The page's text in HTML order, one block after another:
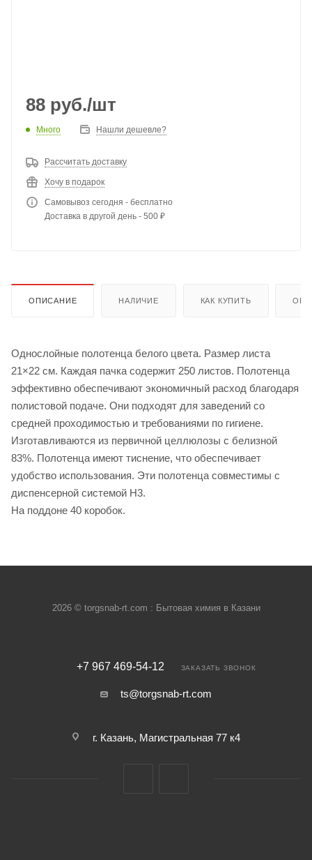
88 руб./шт
Много Нашли дешевле?
Рассчитать доставку
Хочу в подарок
Самовывоз сегодня - бесплатно
Доставка в другой день - 500 ₽
ОПИСАНИЕ НАЛИЧИЕ КАК КУПИТЬ
Однослойные полотенца белого цвета. Размер листа
21×22 см. Каждая пачка содержит 250 листов. Полотенца
эффективно обеспечивают экономичный расход благодаря
полистовой подаче. Они подходят для заведений со
средней проходимостью и требованиями по гигиене.
Изготавливаются из первичной целлюлозы с белизной
83%. Полотенца имеют тиснение, что обеспечивает
удобство использования. Эти полотенца совместимы с
диспенсерной системой H3.
На поддоне 40 коробок.
2026 © torgsnab-rt.com : Бытовая химия в Казани
+7 967 469-54-12 ЗАКАЗАТЬ ЗВОНОК
ts@torgsnab-rt.com
г. Казань, Магистральная 77 к4